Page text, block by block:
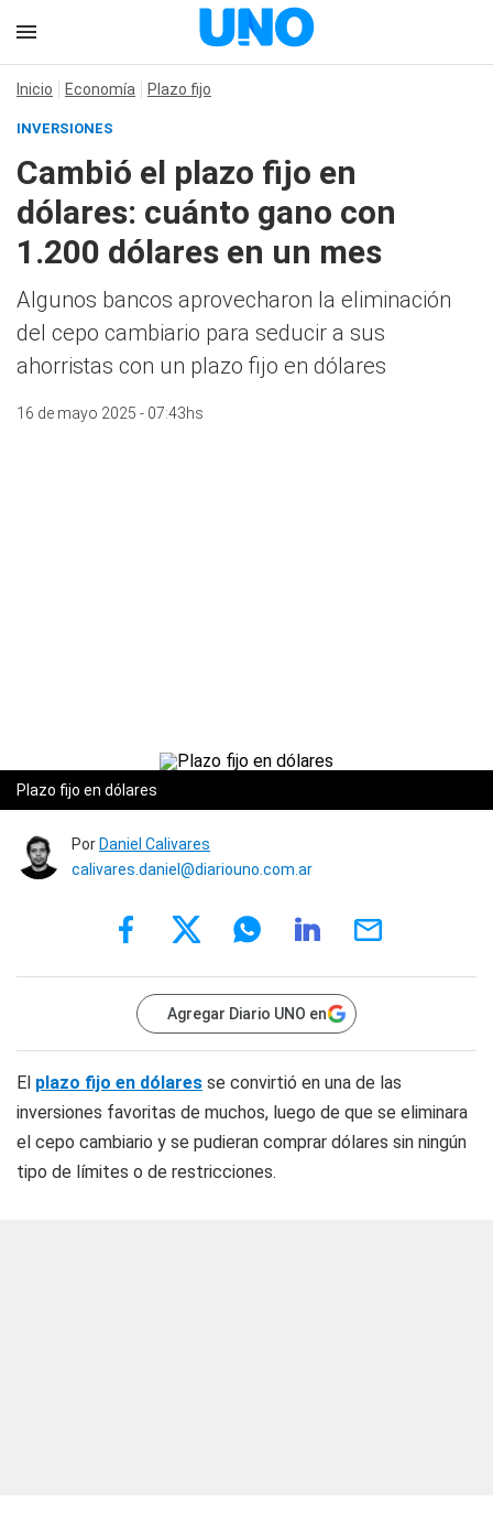
Inicio Economía Plazo fijo
INVERSIONES
Cambió el plazo fijo en
dólares: cuánto gano con
1.200 dólares en un mes
Algunos bancos aprovecharon la eliminación
del cepo cambiario para seducir a sus
ahorristas con un plazo fijo en dólares
16 de mayo 2025 - 07:43hs
Plazo fijo en dólares
Por Daniel Calivares
calivares.daniel@diariouno.com.ar
Agregar Diario UNO en
El plazo fijo en dólares se convirtió en una de las
inversiones favoritas de muchos, luego de que se eliminara
el cepo cambiario y se pudieran comprar dólares sin ningún
tipo de límites o de restricciones.